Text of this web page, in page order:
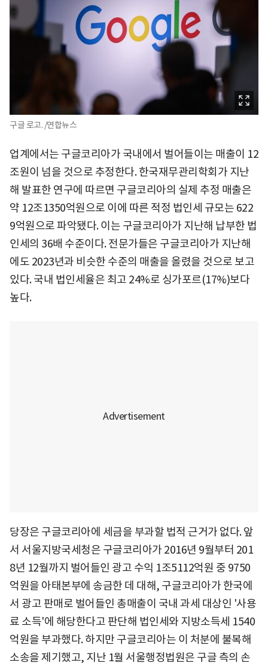
구글 로고. /연합뉴스
업계에서는 구글코리아가 국내에서 벌어들이는 매출이 12
조원이 넘을 것으로 추정한다. 한국재무관리학회가 지난
해 발표한 연구에 따르면 구글코리아의 실제 추정 매출은
약 12조1350억원으로 이에 따른 적정 법인세 규모는 622
9억원으로 파악됐다. 이는 구글코리아가 지난해 납부한 법
인세의 36배 수준이다. 전문가들은 구글코리아가 지난해
에도 2023년과 비슷한 수준의 매출을 올렸을 것으로 보고
있다. 국내 법인세율은 최고 24%로 싱가포르(17%)보다
높다.
당장은 구글코리아에 세금을 부과할 법적 근거가 없다. 앞
서 서울지방국세청은 구글코리아가 2016년 9월부터 201
8년 12월까지 벌어들인 광고 수익 1조5112억원 중 9750
억원을 아태본부에 송금한 데 대해, 구글코리아가 한국에
서 광고 판매로 벌어들인 총매출이 국내 과세 대상인 '사용
료 소득'에 해당한다고 판단해 법인세와 지방소득세 1540
억원을 부과했다. 하지만 구글코리아는 이 처분에 불복해
소송을 제기했고, 지난 1월 서울행정법원은 구글 측의 손